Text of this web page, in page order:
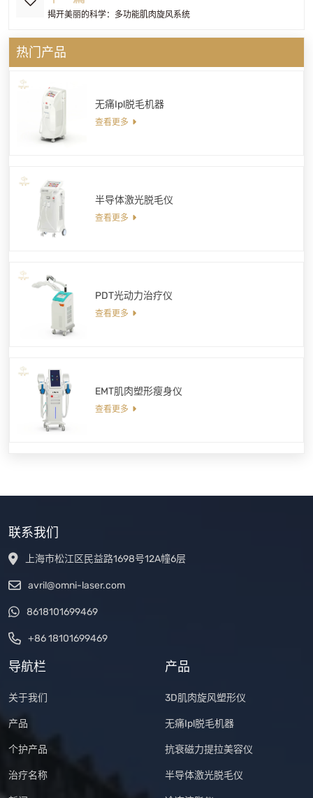
揭开美丽的科学：多功能肌肉旋风系统
热门产品
无痛Ipl脱毛机器
查看更多
半导体激光脱毛仪
查看更多
PDT光动力治疗仪
查看更多
EMT肌肉塑形瘦身仪
查看更多
联系我们
上海市松江区民益路1698号12A幢6层
avril@omni-laser.com
8618101699469
+86 18101699469
导航栏
关于我们
产品
个护产品
治疗名称
产品
3D肌肉旋风塑形仪
无痛Ipl脱毛机器
抗衰磁力提拉美容仪
半导体激光脱毛仪